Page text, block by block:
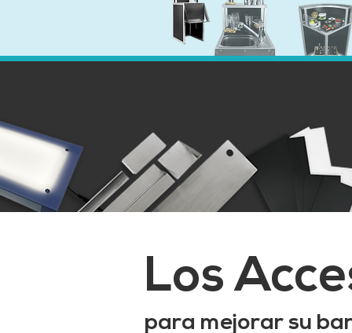
Los
para mejorar su